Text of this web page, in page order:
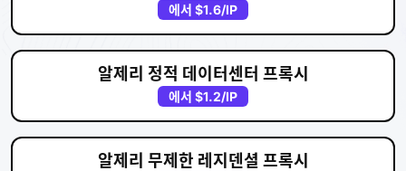
에서 $1.6/IP
알제리 정적 데이터센터 프록시
에서 $1.2/IP
알제리 무제한 레지덴셜 프록시